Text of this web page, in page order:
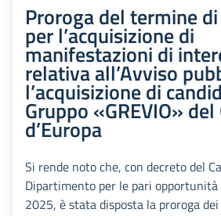
Proroga del termine
per l’acquisizione di
manifestazioni di
relativa all’Avviso
l’acquisizione di
Gruppo «GREVIO»
d’Europa
Si rende noto che, con decreto del
Dipartimento per le pari
2025, è stata disposta la proroga